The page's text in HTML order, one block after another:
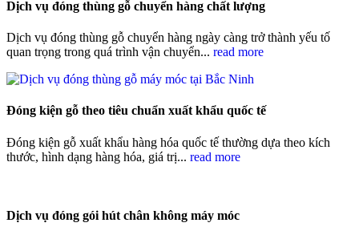
Dịch vụ đóng thùng gỗ chuyển hàng chất lượng
Dịch vụ đóng thùng gỗ chuyển hàng ngày càng trở thành yếu tố
quan trọng trong quá trình vận chuyển... read more
Đóng kiện gỗ theo tiêu chuẩn xuất khẩu quốc tế
Đóng kiện gỗ xuất khẩu hàng hóa quốc tế thường dựa theo kích
thước, hình dạng hàng hóa, giá trị... read more
Dịch vụ đóng gói hút chân không máy móc